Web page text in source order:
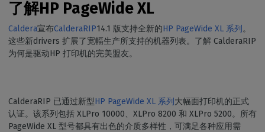
了解HP PageWide XL
Caldera宣布CalderaRIP14.1 版支持全新的HP PageWide XL 系列 。
这些新drivers 扩展了宽幅生产所支持的机器列表。了解 CalderaRIP
为何是驱动HP 打印机的完美盟友。
CalderaRIP 已通过新型HP PageWide XL 系列 大幅面打印机的正式
认证。该系列包括 XLPro 10000、XLPro 8200 和 XLPro 5200。所有
PageWide XL 型号都具有出色的介质多样性，可满足各种应用需